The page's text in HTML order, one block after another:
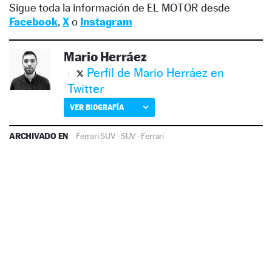
Sigue toda la información de EL MOTOR desde
Facebook, Xo Instagram
Mario Herráez
Perfil de Mario Herráez en
Twitter
VER BIOGRAFÍA
ARCHIVADO EN Ferrari SUV ·SUV ·Ferrari